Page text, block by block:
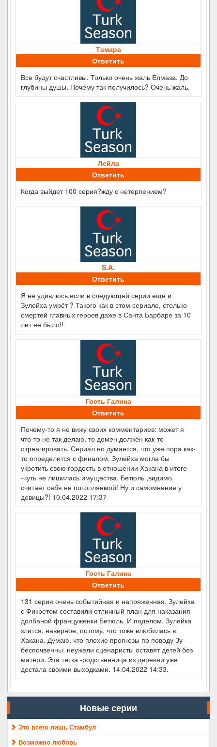
Тамара
Ответить
Все будут счастливы. Только очень жаль Елмаза. До
глубины душы. Почему так получилось? Очень жаль.
Лейла
Ответить
Когда выйдет 100 серия?жду с нетерпением?
S.A.
Ответить
Я не удивлюсь,если в следующей серии ещё и
Зулейха умрёт ? Такого как в этом сериале, столько
смертей главных героев даже в Санта Барбаре за 10
лет не было!!
Гость Галина
Ответить
Почему-то я не вижу своих комментариев: может я
что-то не так делаю, то домен должен как-то
отреагировать. Сериал но думается, что уже пора как-
то определится с финалом. Зулейха могла бы
укротить свою гордость в отношении Хакана в итоге
-чуть не лишилась имущества. Бетюль ,видимо,
считает себя не потопляемой! Ну и самомнение у
девицы?! 10.04.2022 17:37
Гость Галина
Ответить
131 серия очень событийная и напряженная. Зулейха
с Фикретом составили отличный план для наказания
долбаной француженки Бетюль. И поделом. Зулейка
злится, наверное, потому, что тоже влюбилась в
Хакана. Думаю, что плохие прогнозы по поводу Зу
беспочвенны: неужели сценаристы оставят детей без
матери. Эта тетка -родственница из деревни уже
достала своими выходками. 14.04.2022 14:33.
Новые серии
Это всего лишь Стамбул
Возможно любовь